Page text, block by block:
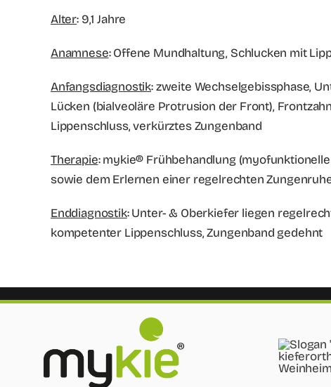
Alter: 9,1 Jahre
Anamnese: Offene Mundhaltung, Schlucken mit
Anfangsdiagnostik: zweite Wechselgebissphase,
Lücken (bialveoläre Protrusion der Front),
Lippenschluss, verkürztes Zungenband
Therapie: mykie® Frühbehandlung
sowie dem Erlernen einer regelrechten
Enddiagnostik: Unter- & Oberkiefer liegen
kompetenter Lippenschluss, Zungenband gedehnt